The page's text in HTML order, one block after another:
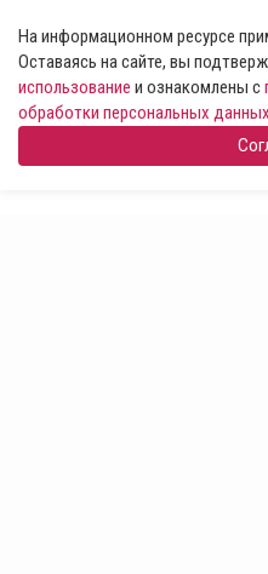
На информационном ресурсе
Оставаясь на сайте, вы
использование и ознакомлены с
обработки персональных данных